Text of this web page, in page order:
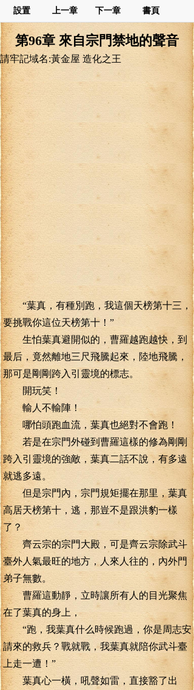
設置 上一章 下一章 書頁
第96章 來自宗門禁地的聲音
請牢記域名:黃金屋 造化之王
“葉真，有種別跑，我這個天榜第十三，
要挑戰你這位天榜第十！”
生怕葉真避開似的，曹羅越跑越快，到
最后，竟然離地三尺飛騰起來，陸地飛騰，
那可是剛剛跨入引靈境的標志。
開玩笑！
輸人不輸陣！
哪怕頭跑血流，葉真也絕對不會跑！
若是在宗門外碰到曹羅這樣的修為剛剛
跨入引靈境的強敵，葉真二話不說，有多遠
就逃多遠。
但是宗門內，宗門規矩擺在那里，葉真
高居天榜第十，逃，那豈不是跟洪豹一樣
了？
齊云宗的宗門大殿，可是齊云宗除武斗
臺外人氣最旺的地方，人來人往的，內外門
弟子無數。
曹羅這動靜，立時讓所有人的目光聚焦
在了葉真的身上，
“跑，我葉真什么時候跑過，你是周志安
請來的救兵？戰就戰，我葉真就陪你武斗臺
上走一遭！”
葉真心一橫，吼聲如雷，直接豁了出